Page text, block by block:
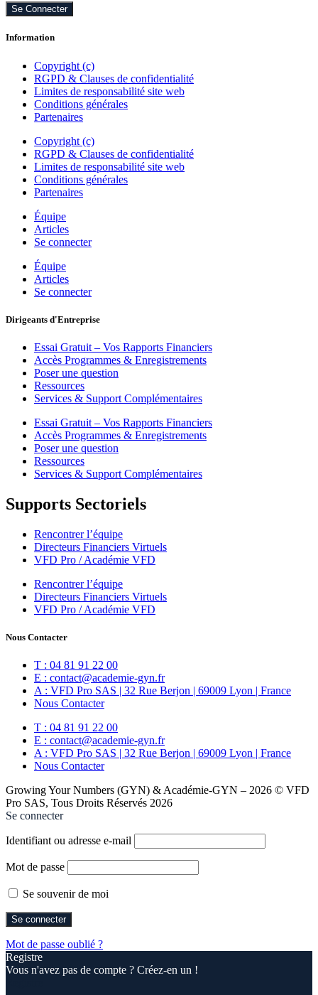
Se Connecter
Information
Copyright (c)
RGPD & Clauses de confidentialité
Limites de responsabilité site web
Conditions générales
Partenaires
Copyright (c)
RGPD & Clauses de confidentialité
Limites de responsabilité site web
Conditions générales
Partenaires
Équipe
Articles
Se connecter
Équipe
Articles
Se connecter
Dirigeants d'Entreprise
Essai Gratuit – Vos Rapports Financiers
Accès Programmes & Enregistrements
Poser une question
Ressources
Services & Support Complémentaires
Essai Gratuit – Vos Rapports Financiers
Accès Programmes & Enregistrements
Poser une question
Ressources
Services & Support Complémentaires
Supports Sectoriels
Rencontrer l’équipe
Directeurs Financiers Virtuels
VFD Pro / Académie VFD
Rencontrer l’équipe
Directeurs Financiers Virtuels
VFD Pro / Académie VFD
Nous Contacter
T : 04 81 91 22 00
E : contact@academie-gyn.fr
A : VFD Pro SAS | 32 Rue Berjon | 69009 Lyon | France
Nous Contacter
T : 04 81 91 22 00
E : contact@academie-gyn.fr
A : VFD Pro SAS | 32 Rue Berjon | 69009 Lyon | France
Nous Contacter
Growing Your Numbers (GYN) & Académie-GYN – 2026 © VFD
Pro SAS, Tous Droits Réservés 2026
Se connecter
Identifiant ou adresse e-mail
Mot de passe
Se souvenir de moi
Mot de passe oublié ?
Registre
Vous n'avez pas de compte ? Créez-en un !